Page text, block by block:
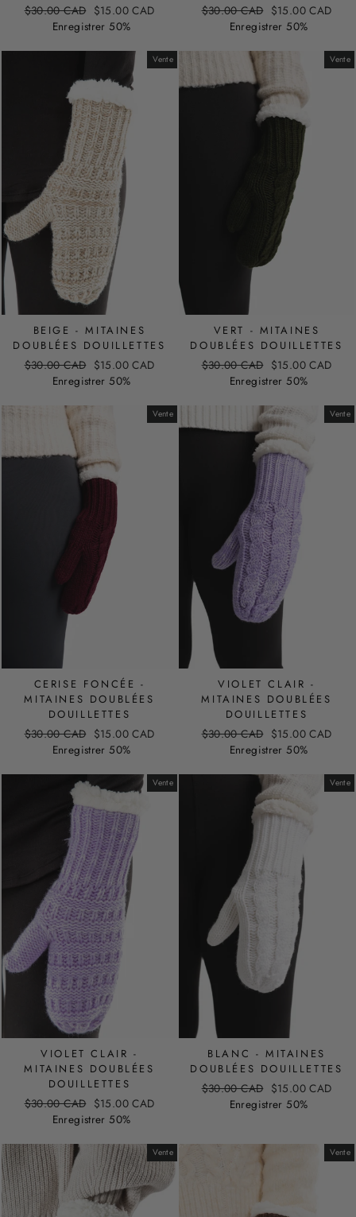
Prix
régulier
$30.00 CAD Prix
de
$15.00 CAD
Enregistrer 50%
Prix
régulier
$30.00 CAD Prix
de
$15.00 CAD
Enregistrer 50%
Vente
BEIGE - MITAINES
DOUBLÉES DOUILLETTES
Prix
régulier
$30.00 CAD Prix
de
$15.00 CAD
Enregistrer 50%
Vente
VERT - MITAINES
DOUBLÉES DOUILLETTES
Prix
régulier
$30.00 CAD Prix
de
$15.00 CAD
Enregistrer 50%
Vente
CERISE FONCÉE -
MITAINES DOUBLÉES
DOUILLETTES
Prix
régulier
$30.00 CAD Prix
de
$15.00 CAD
Enregistrer 50%
Vente
VIOLET CLAIR -
MITAINES DOUBLÉES
DOUILLETTES
Prix
régulier
$30.00 CAD Prix
de
$15.00 CAD
Enregistrer 50%
Vente
VIOLET CLAIR -
MITAINES DOUBLÉES
DOUILLETTES
Prix
régulier
$30.00 CAD Prix
de
$15.00 CAD
Enregistrer 50%
Vente
BLANC - MITAINES
DOUBLÉES DOUILLETTES
Prix
régulier
$30.00 CAD Prix
de
$15.00 CAD
Enregistrer 50%
Vente Vente